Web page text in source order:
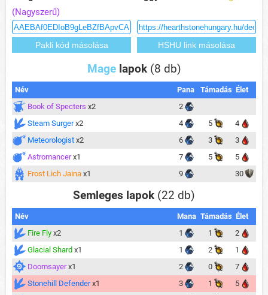
(Nagyszerű)
Magelapok (8 db)
Név Pana Támadás Élet
Book of Specters x2
2
Steam Surger x2 4 5
4
Meteorologist x2 6 3
3
Astromancer x1 7 5
5
Frost Lich Jaina x1 9 30
Semleges lapok (22 db)
Név Mana Támadás Élet
Fire Fly x2 1 1
2
Glacial Shard x1 1 2
1
Doomsayer x1 2 0
7
Stonehill Defender x1 3 1
5